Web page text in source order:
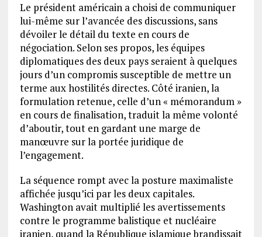
Le président américain a choisi de communiquer
lui-même sur l’avancée des discussions, sans
dévoiler le détail du texte en cours de
négociation. Selon ses propos, les équipes
diplomatiques des deux pays seraient à quelques
jours d’un compromis susceptible de mettre un
terme aux hostilités directes. Côté iranien, la
formulation retenue, celle d’un « mémorandum »
en cours de finalisation, traduit la même volonté
d’aboutir, tout en gardant une marge de
manœuvre sur la portée juridique de
l’engagement.
La séquence rompt avec la posture maximaliste
affichée jusqu’ici par les deux capitales.
Washington avait multiplié les avertissements
contre le programme balistique et nucléaire
iranien, quand la République islamique brandissait